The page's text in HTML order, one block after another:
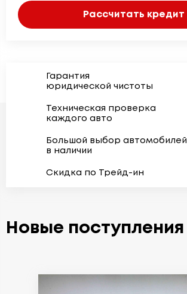
Рассчитать кредит
Гарантия
юридической чистоты
Техническая проверка
каждого авто
Большой выбор автомобилей
в наличии
Скидка по Трейд-ин
Новые поступления